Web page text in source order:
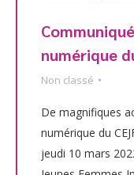
numérique
Non classé
De magnifiques
numérique du
jeudi 10 mars